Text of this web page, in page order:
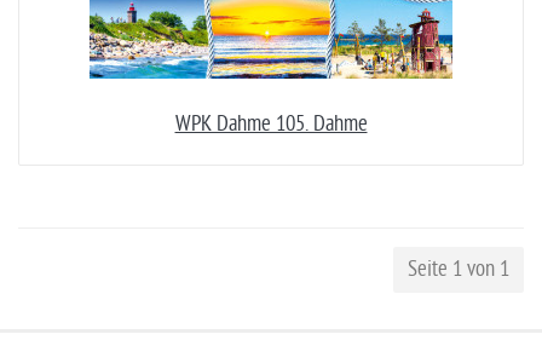
WPK Dahme 105. Dahme
Seite 1 von 1